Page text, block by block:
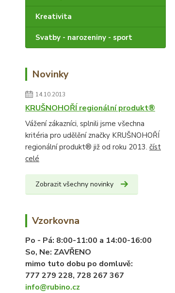
Kreativita
Svatby - narozeniny - sport
Novinky
14.10.2013
KRUŠNOHOŘÍ regionální produkt®
Vážení zákazníci, splnili jsme všechna
kritéria pro udělění značky KRUŠNOHOŘÍ
regionální produkt® již od roku 2013. číst
celé
Zobrazit všechny novinky
Vzorkovna
Po - Pá: 8:00-11:00 a 14:00-16:00
So, Ne: ZAVŘENO
mimo tuto dobu po domluvě:
777 279 228, 728 267 367
info@rubino.cz